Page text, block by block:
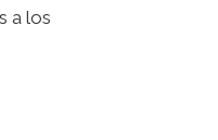
a los